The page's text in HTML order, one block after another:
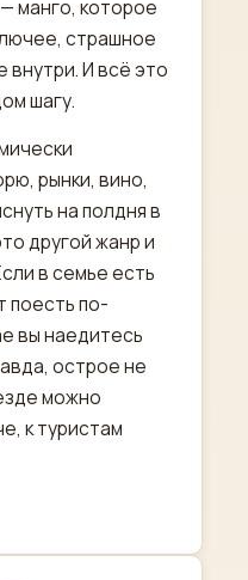
манго, которое
страшное
И всё это
шагу.
рынки, вино,
на полдня в
другой жанр и
в семье есть
поесть по-
вы наедитесь
острое не
можно
к туристам